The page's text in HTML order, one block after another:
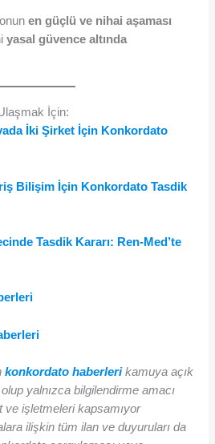
en güçlü ve nihai aşaması
yasal güvence altında
İçin:
İki Şirket İçin Konkordato
Bilişim İçin Konkordato Tasdik
Tasdik Kararı: Ren-Med’te
konkordato haberlerikamuya açık
yalnızca bilgilendirme amacı
ve işletmeleri kapsamıyor
ilişkin tüm ilan ve duyuruları da